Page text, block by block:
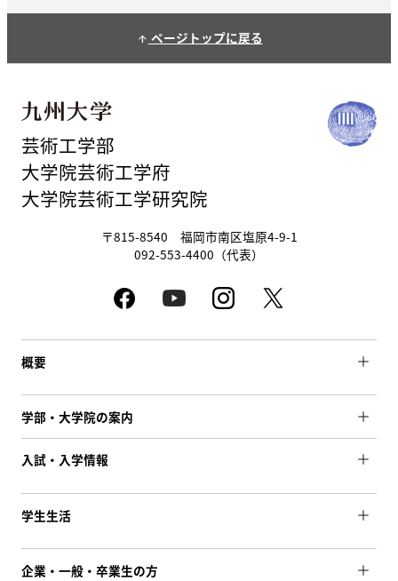
arrow_upward ページトップに戻る
芸術工学部
大学院芸術工学府
大学院芸術工学研究院
〒815-8540 福岡市南区塩原4-9-1
092-553-4400（代表）
概要
学部・大学院の案内
入試・入学情報
学生生活
企業・一般・卒業生の方